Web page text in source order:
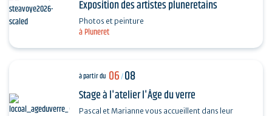
à Pluneret
Exposition des artistes pluneretains
Photos et peinture
à partir du 06/08
Stage à l'atelier l'Âge du verre
Pascal et Marianne vous accueillent dans leur